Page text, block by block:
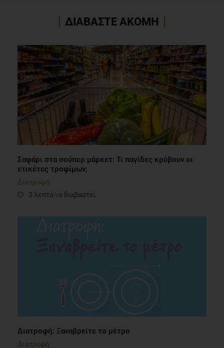
ΔΙΑΒΑΣΤΕ ΑΚΟΜΗ
Σαφάρι στα σούπερ μάρκετ: Τι παγίδες κρύβουν οι
ετικέτες τροφίμων;
Διατροφή
3 λεπτά να διαβαστεί
Διατροφή: Ξαναβρείτε το μέτρο
Διατροφή